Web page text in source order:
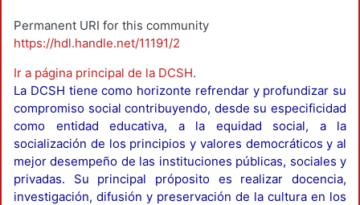
Permanent URI for this community
https://hdl.handle.net/11191/2
Ir a página principal de la DCSH.
La DCSH tiene como horizonte refrendar y profundizar su
compromiso social contribuyendo, desde su especificidad
como entidad educativa, a la equidad social, a la
socialización de los principios y valores democráticos y al
mejor desempeño de las instituciones públicas, sociales y
privadas. Su principal próposito es realizar docencia,
investigación, difusión y preservación de la cultura en los